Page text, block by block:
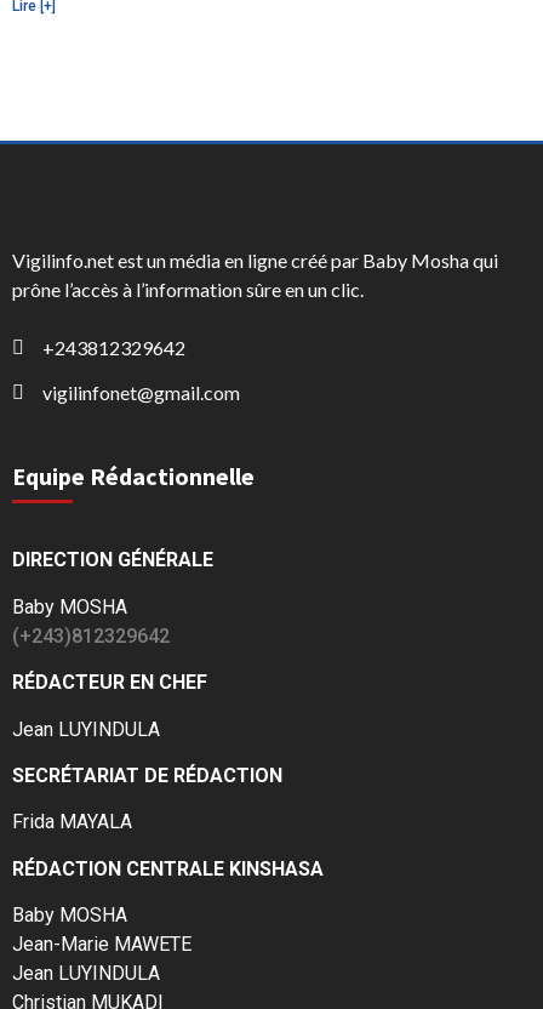
Lire [+]
Vigilinfo.net est un média en ligne créé par Baby Mosha qui
prône l’accès à l’information sûre en un clic.
+243812329642
vigilinfonet@gmail.com
Equipe Rédactionnelle
DIRECTION GÉNÉRALE
Baby MOSHA
(+243)812329642
RÉDACTEUR EN CHEF
Jean LUYINDULA
SECRÉTARIAT DE RÉDACTION
Frida MAYALA
RÉDACTION CENTRALE KINSHASA
Baby MOSHA
Jean-Marie MAWETE
Jean LUYINDULA
Christian MUKADI